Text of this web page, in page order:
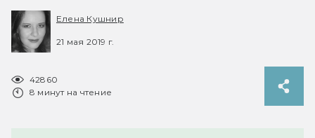
Елена Кушнир
21 мая 2019 г.
42860
8 минут на чтение